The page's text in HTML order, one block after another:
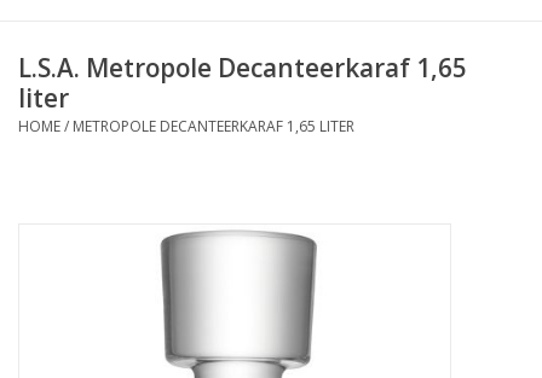
Karaffen
Glas graveren
L.S.A. Metropole Decanteerkaraf 1,65
liter
HOME/ METROPOLE DECANTEERKARAF 1,65 LITER